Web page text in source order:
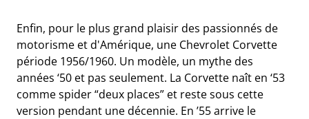
Enfin, pour le plus grand plaisir des passionnés de
motorisme et d'Amérique, une Chevrolet Corvette
période 1956/1960. Un modèle, un mythe des
années ‘50 et pas seulement. La Corvette naît en ‘53
comme spider “deux places” et reste sous cette
version pendant une décennie. En ’55 arrive le